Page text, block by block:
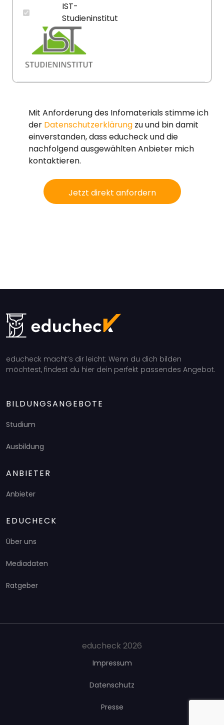
IST-
Studieninstitut
Mit Anforderung des Infomaterials stimme ich
der Datenschutzerklärung zu und bin damit
einverstanden, dass educheck und die
nachfolgend ausgewählten Anbieter mich
kontaktieren.
Jetzt direkt anfordern
educheck macht’s dir leicht: Wenn du dich bilden
möchtest, findest du hier dein perfekt passendes Angebot.
BILDUNGSANGEBOTE
Studium
Ausbildung
ANBIETER
Anbieter
EDUCHECK
Über uns
Mediadaten
Ratgeber
educheck 2026
Impressum
Datenschutz
Presse